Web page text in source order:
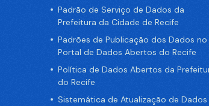
Padrão de Serviço de Dados da
Prefeitura da Cidade de Recife
Padrões de Publicação dos Dados no
Portal de Dados Abertos do Recife
Política de Dados Abertos da
do Recife
Sistemática de Atualização de Dados